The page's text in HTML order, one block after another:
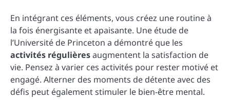
En intégrant ces éléments, vous créez une routine à
la fois énergisante et apaisante. Une étude de
l’Université de Princeton a démontré que les
activités régulièresaugmentent la satisfaction de
vie. Pensez à varier ces activités pour rester motivé et
engagé. Alterner des moments de détente avec des
défis peut également stimuler le bien-être mental.